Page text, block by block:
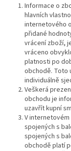
Informace o
hlavních
internetového
přidané
vrácení zboží,
vráceno
platnosti po
obchodě. Toto
individuálně
Veškerá
obchodu je
uzavřít kupní
V
spojených s
spojených s
obchodě platí